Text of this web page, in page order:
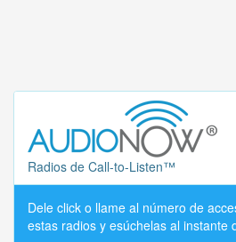
Radios de Call-to-Listen™
Dele click o llame al número de
estas radios y esúchelas al instante